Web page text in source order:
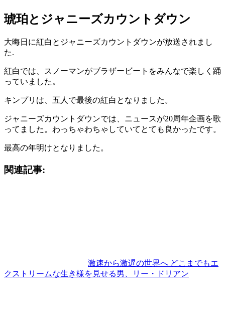
琥珀とジャニーズカウントダウン
大晦日に紅白とジャニーズカウントダウンが放送されまし
た.
紅白では、スノーマンがブラザービートをみんなで楽しく踊
っていました。
キンプリは、五人で最後の紅白となりました。
ジャニーズカウントダウンでは、ニュースが20周年企画を歌
ってました。わっちゃわちゃしていてとても良かったです。
最高の年明けとなりました。
関連記事:
激速から激遅の世界へ どこまでもエ
クストリームな生き様を見せる男、リー・ドリアン